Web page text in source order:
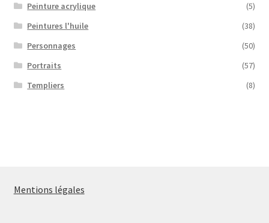
Peinture acrylique
(5)
Peintures l'huile
(38)
Personnages
(50)
Portraits
(57)
Templiers
(8)
Mentions légales